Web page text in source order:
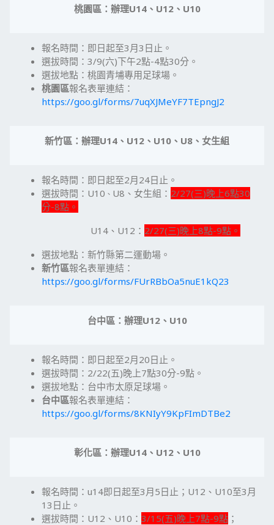
桃園區：辦理U14、 U12、 U10
報名時間：即日起至3月3日止。
選拔時間：3/9(六)下午2點-4點30分。
選拔地點：桃園青埔專用足球場。
桃園區報名表單連結：
https://goo.gl/forms/7uqXJMeYF7TEpngJ2
新竹區：辦理U14 、 U12 、 U10 、 U8 、女生組
報名時間：即日起至2月24日止。
選拔時間：U10 、 U8、女生組： 2/27(三)晚上6點30
分-8點。
U14、U12： 2/27(三)晚上8點-9點。
選拔地點：新竹縣第二運動場。
新竹區報名表單連結：
https://goo.gl/forms/FUrRBbOa5nuE1kQ23
台中區：辦理U12、 U10
報名時間：即日起至2月20日止。
選拔時間：2/22(五)晚上7點30分-9點。
選拔地點：台中市太原足球場。
台中區報名表單連結：
https://goo.gl/forms/8KNIyY9KpFImDTBe2
彰化區：辦理U14、 U12、 U10
報名時間：u14即日起至3月5日止；U12、U10至3月
13日止。
選拔時間：U12、U10： 3/15(五)晚上7點-9點 ；